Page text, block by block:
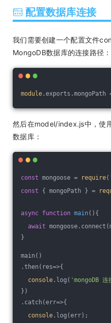
配置数据库连接
我们需要创建一个配置文件
MongoDB数据库的连接路径：
module .exports.mongoPath
然后在model/index.js中，使
数据库：
const mongoose = require(
const { mongoPath } =
async function main( ) {
await
}
main()
.then( res=>{
console .log( 'mongoDB 连
})
.catch(err=>{
console .log(err);